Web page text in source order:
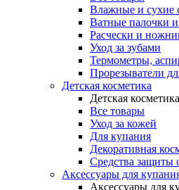
Влажные и сухие
Ватные палочки
Расчески и
Уход за зубами
Термометры,
Прорезыватели
Детская косметика
Детская косметика
Все товары
Уход за кожей
Для купания
Декоративная
Средства защиты
Аксессуары для
Аксессуары для